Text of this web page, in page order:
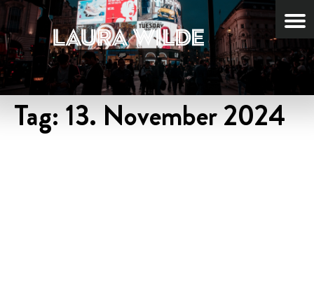
Tag:13. November 2024